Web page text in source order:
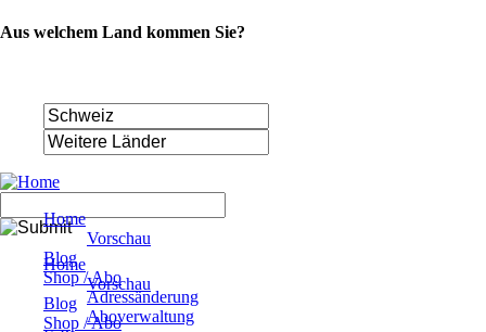
Aus welchem Land kommen Sie?
überspringen
Home
Vorschau
Blog
Shop / Abo
überspringen
Home
Vorschau
Blog
Shop / Abo
Adressänderung
Aboverwaltung